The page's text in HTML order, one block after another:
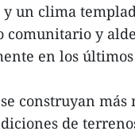
un clima
comunitario y
en los
construyan más
de